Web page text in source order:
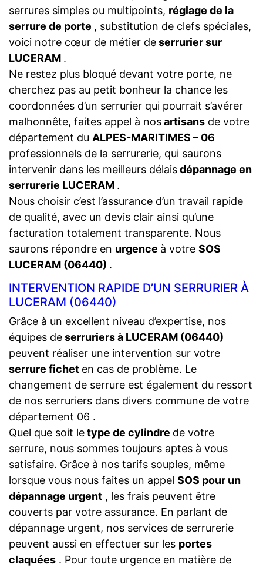
serrures simples ou multipoints, réglage de la
serrure de porte , substitution de clefs spéciales,
voici notre cœur de métier deserrurier sur
LUCERAM .
Ne restez plus bloqué devant votre porte, ne
cherchez pas au petit bonheur la chance les
coordonnées d’un serrurier qui pourrait s’avérer
malhonnête, faites appel à nosartisans de votre
département du ALPES-MARITIMES – 06
professionnels de la serrurerie, qui saurons
intervenir dans les meilleurs délaisdépannage en
serrurerie LUCERAM .
Nous choisir c’est l’assurance d’un travail rapide
de qualité, avec un devis clair ainsi qu’une
facturation totalement transparente. Nous
saurons répondre en urgence à votre SOS
LUCERAM (06440) .
INTERVENTION RAPIDE D’UN SERRURIER À
LUCERAM (06440)
Grâce à un excellent niveau d’expertise, nos
équipes deserruriers à LUCERAM (06440)
peuvent réaliser une intervention sur votre
serrure fichet en cas de problème. Le
changement de serrure est également du ressort
de nos serruriers dans divers commune de votre
département 06 .
Quel que soit letype de cylindre de votre
serrure, nous sommes toujours aptes à vous
satisfaire. Grâce à nos tarifs souples, même
lorsque vous nous faites un appel SOS pour un
dépannage urgent , les frais peuvent être
couverts par votre assurance. En parlant de
dépannage urgent, nos services de serrurerie
peuvent aussi en effectuer sur les portes
claquées . Pour toute urgence en matière de